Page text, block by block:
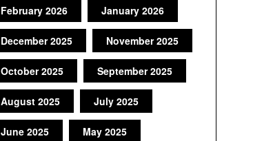
February 2026 January 2026
December 2025 November 2025
October 2025 September 2025
August 2025 July 2025
June 2025 May 2025